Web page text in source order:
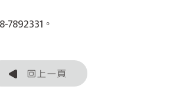
。
回上一頁